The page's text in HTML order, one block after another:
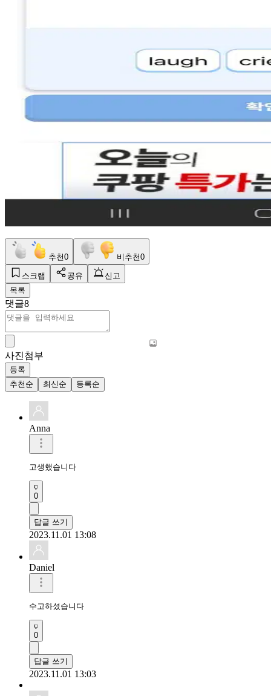
추천0 비추천0
스크랩 공유
신고
목록
댓글8
사진첨부
등록
추천순
최신순 등록순
Anna
고생했습니다
0
답글 쓰기
2023.11.01 13:08
Daniel
수고하셨습니다
0
답글 쓰기
2023.11.01 13:03